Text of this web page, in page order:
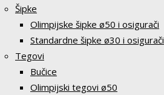
Šipke
Olimpijske šipke ø50 i osigurači
Standardne šipke ø30 i osigurači
Tegovi
Bučice
Olimpijski tegovi ø50